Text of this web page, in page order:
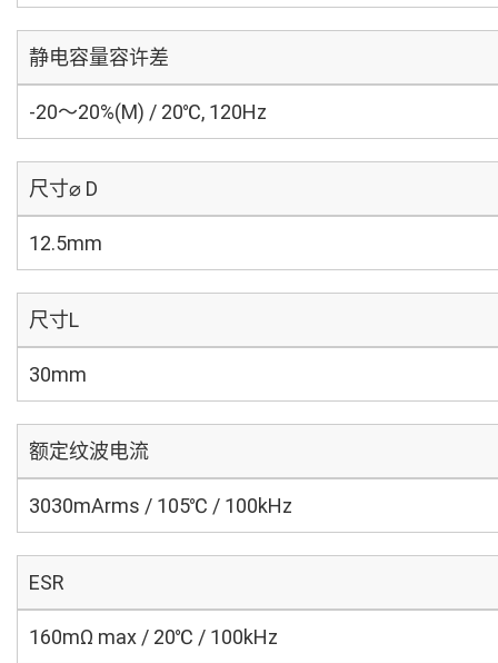
静电容量容许差
-20～20%(M) / 20℃, 120Hz
尺寸⌀ D
12.5mm
尺寸L
30mm
额定纹波电流
3030mArms / 105℃ / 100kHz
ESR
160mΩ max / 20℃ / 100kHz